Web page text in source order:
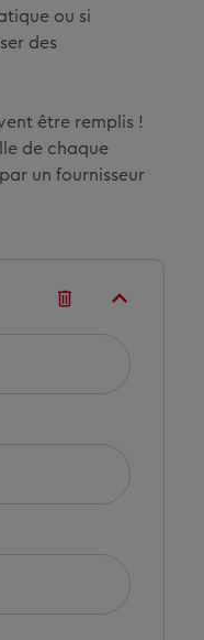
ou si
des
être remplis !
de chaque
un fournisseur